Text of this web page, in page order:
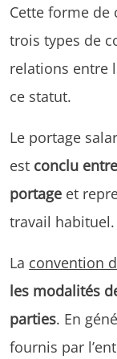
Cette forme
trois types de
relations entre
ce statut.
Le portage
est conclu
portage et
travail habituel.
La convention
les modalités
parties. En
fournis par